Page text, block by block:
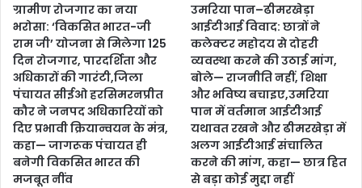
ग्रामीण रोजगार का नया
भरोसा: ‘विकसित भारत-जी
राम जी’ योजना से मिलेगा 125
दिन रोजगार, पारदर्शिता और
अधिकारों की गारंटी,जिला
पंचायत सीईओ हरसिमरनप्रीत
कौर ने जनपद अधिकारियों को
दिए प्रभावी क्रियान्वयन के मंत्र,
कहा— जागरूक पंचायत ही
बनेगी विकसित भारत की
मजबूत नींव
उमरिया पान–ढीमरखेड़ा
आईटीआई विवाद: छात्रों ने
कलेक्टर महोदय से दोहरी
व्यवस्था करने की उठाई मांग,
बोले— राजनीति नहीं, शिक्षा
और भविष्य बचाइए,उमरिया
पान में वर्तमान आईटीआई
यथावत रखने और ढीमरखेड़ा में
अलग आईटीआई संचालित
करने की मांग, कहा— छात्र हित
से बड़ा कोई मुद्दा नहीं